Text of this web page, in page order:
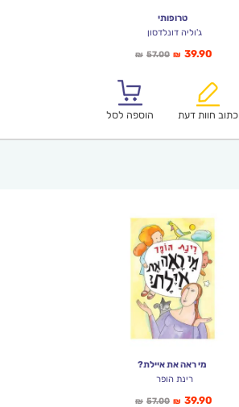
טרופותי
ג'וליה דונלדסון
₪ 57.00המחיר
₪57.00.
₪ 39.90
הוא:
כתוב חוות דעת
הוספה לסל
מי ראה את איילת?
רינת הופר
₪ 57.00המחיר
₪ 39.90